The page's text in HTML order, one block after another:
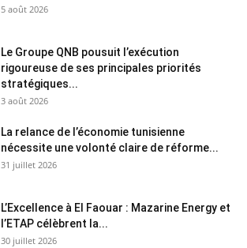
5 août 2026
Le Groupe QNB pousuit l’exécution
rigoureuse de ses principales priorités
stratégiques...
3 août 2026
La relance de l’économie tunisienne
nécessite une volonté claire de réforme...
31 juillet 2026
L’Excellence à El Faouar : Mazarine Energy et
l’ETAP célèbrent la...
30 juillet 2026